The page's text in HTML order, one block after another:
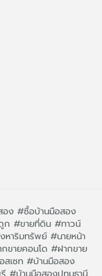
อง #ซื้อบ้านมือสอง
ก #ขายที่ดิน #ทาวน์
หาริมทรัพย์ #นายหน้า
ขายคอนโด #ฝากขาย
เซท #บ้านมือสอง